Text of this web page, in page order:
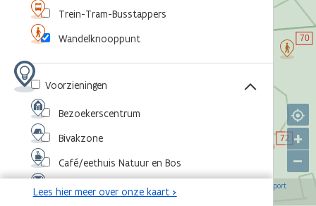
+
–
OpenStreetMap-bijdragers Agentschap voor Natuur en Bos
Sport
Vlaanderen,©Toerisme Vlaanderen
Trein-Tram-Busstappers
Wandelknooppunt
Voorzieningen
Bezoekerscentrum
Bivakzone
Café/eethuis Natuur en Bos
Eventlocatie
Lees hier meer over onze kaart >